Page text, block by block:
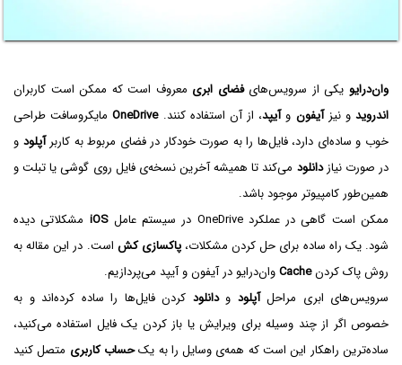
وان‌درایو یکی از سرویس‌هایفضای ابری معروف است که ممکن است کاربران
اندرویدو نیزآیفون وآیپد، از آن استفاده کنند.OneDriveمایکروسافت طراحی
خوب و ساده‌ای دارد، فایل‌ها را به صورت خودکار در فضای مربوط به کاربرآپلود و
در صورت نیازدانلود می‌کند تا همیشه آخرین نسخه‌ی فایل روی گوشی یا تبلت و
همین‌طور کامپیوتر موجود باشد.
ممکن است گاهی در عملکرد OneDrive در سیستم عامل
iOS مشکلاتی دیده
شود. یک راه ساده برای حل کردن مشکلات،پاکسازی کش است. در این مقاله به
روش پاک کردنCacheوان‌درایو در آیفون و آیپد می‌پردازیم.
سرویس‌های ابری مراحلآپلود ودانلود کردن فایل‌ها را ساده کرده‌اند و به
خصوص اگر از چند وسیله برای ویرایش یا باز کردن یک فایل استفاده می‌کنید،
ساده‌ترین راهکار این است که همه‌ی وسایل را به یکحساب کاربری متصل کنید